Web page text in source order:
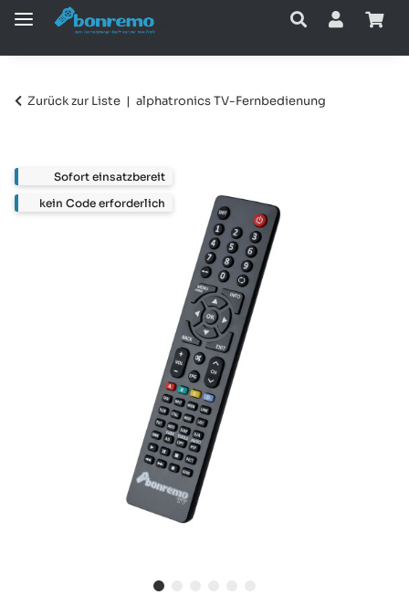
Zurück zur Liste alphatronics TV-Fernbedienung